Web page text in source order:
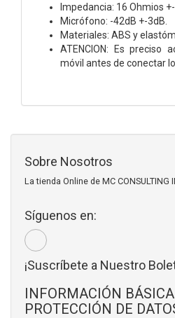
Impedancia: 16 Ohmios +-
Micrófono: -42dB +-3dB.
Materiales: ABS y
ATENCION: Es preciso
móvil antes de conectar
Sobre Nosotros
La tienda Online de MC CONSULTING
Síguenos en:
¡Suscríbete a Nuestro
INFORMACIÓN
PROTECCIÓN DE